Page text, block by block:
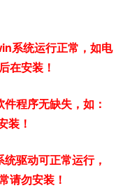
系统运行正常，如电
在安装！
程序无缺失，如：
装！
驱动可正常运行，
请勿安装！